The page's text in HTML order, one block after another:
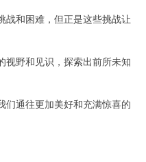
和困难，但正是这些挑战让
野和见识，探索出前所未知
通往更加美好和充满惊喜的